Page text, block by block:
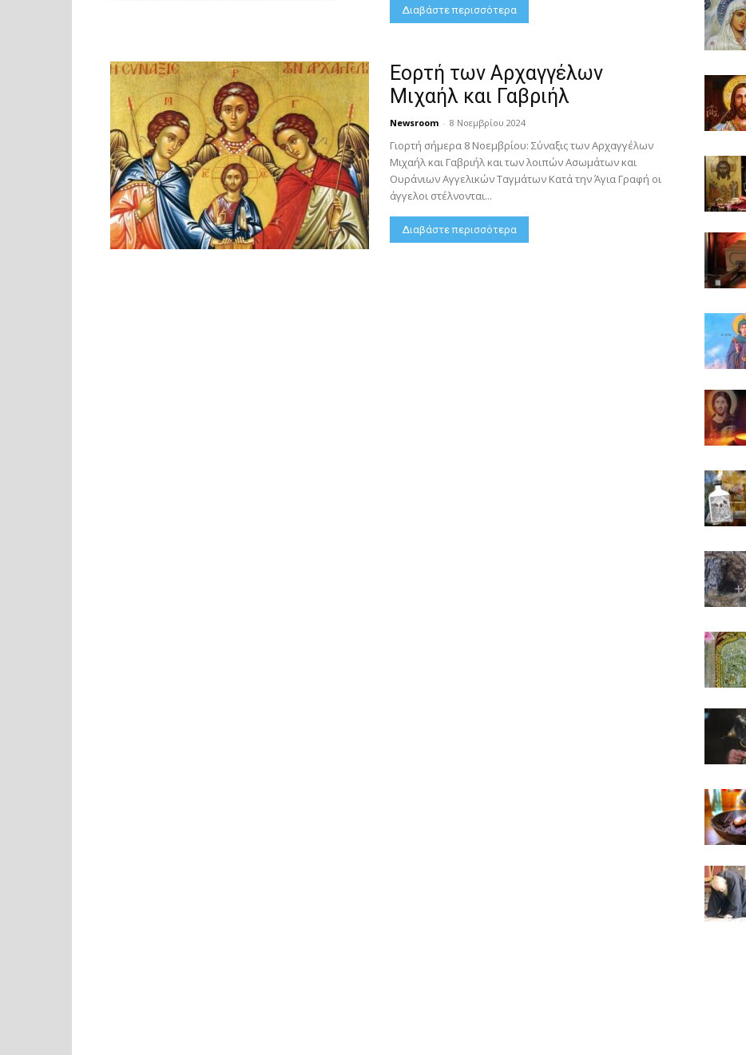
Διαβάστε περισσότερα
Εορτή των Αρχαγγέλων
Μιχαήλ και Γαβριήλ
Newsroom - 8 Νοεμβρίου 2024
Γιορτή σήμερα 8 Νοεμβρίου: Σύναξις των Αρχαγγέλων
Μιχαήλ και Γαβριήλ και των λοιπών Ασωμάτων και
Ουράνιων Αγγελικών Ταγμάτων Κατά την Άγια Γραφή οι
άγγελοι στέλνονται...
Διαβάστε περισσότερα